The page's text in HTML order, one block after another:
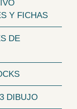
Y FICHAS
DE
DIBUJO